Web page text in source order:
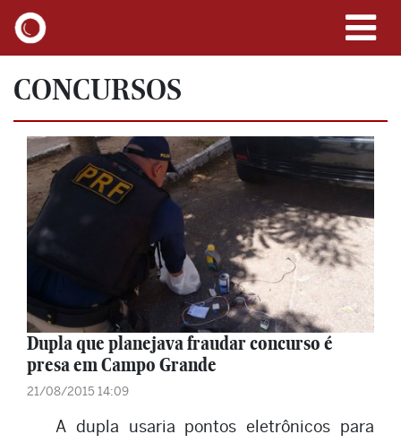
CONCURSOS
Dupla que planejava fraudar concurso é
presa em Campo Grande
21/08/2015 14:09
A dupla usaria pontos eletrônicos para